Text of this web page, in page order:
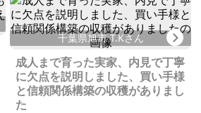
千葉県旭市 T.Kさん
成人まで育った実家、内見で丁寧
に欠点を説明しました、買い手様
と信頼関係構築の収穫がありまし
た
Next